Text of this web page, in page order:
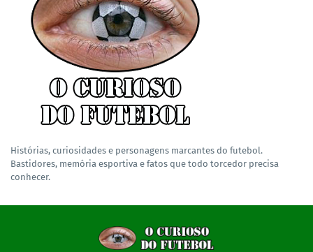
Histórias, curiosidades e personagens marcantes do futebol.
Bastidores, memória esportiva e fatos que todo torcedor precisa
conhecer.